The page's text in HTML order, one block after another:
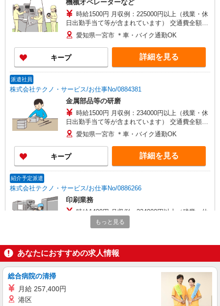
機械オペレーターなど
時給1500円 月収例：225000円以上（残業・休
日出勤手当て等が含まれています） 交通費全額支
給 愛知県一宮市 ＊車・バイク通勤OK
キープ 詳細を見る
派遣社員
株式会社テクノ・サービス/お仕事No/0884381
金属部品等の研磨
時給1500円 月収例：234000円以上（残業・休
日出勤手当て等が含まれています） 交通費全額支
給 愛知県一宮市 ＊車・バイク通勤OK
キープ 詳細を見る
紹介予定派遣
株式会社テクノ・サービス/お仕事No/0886266
印刷業務
時給1400円 月収例：224000円以上（残業・休
日出勤手当て等が含まれています） 交通費全額支
キープ
派遣社員
パーソルフィールドスタッフ株式会社 西日本コーディネートセンタ
ー（C）
もっと見る
あなたにおすすめの求人情報
総合病院の清掃
月給 257,400円
港区